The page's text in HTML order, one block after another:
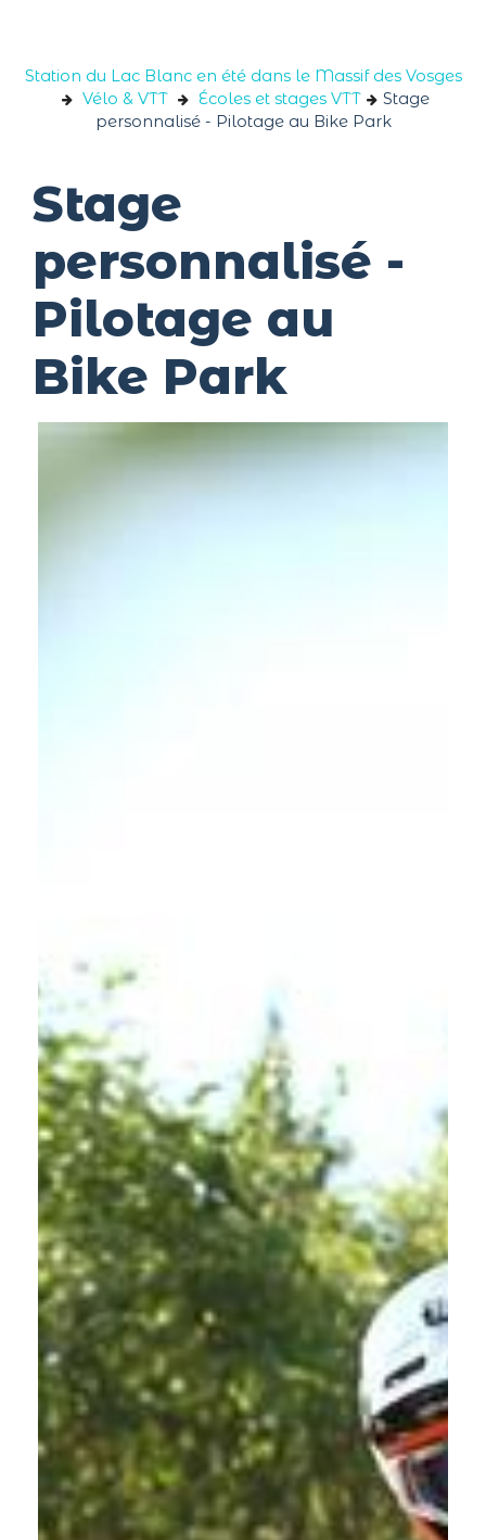
Station du Lac Blanc en été dans le Massif des Vosges
Vélo & VTT
Écoles et stages VTT
Stage
personnalisé - Pilotage au Bike Park
Stage
personnalisé -
Pilotage au
Bike Park